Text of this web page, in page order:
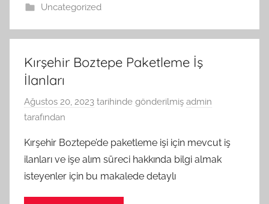
Uncategorized
Kırşehir Boztepe Paketleme İş
İlanları
Ağustos 20, 2023 tarihinde gönderilmiş admin
tarafından
Kırşehir Boztepe’de paketleme işi için mevcut iş
ilanları ve işe alım süreci hakkında bilgi almak
isteyenler için bu makalede detaylı